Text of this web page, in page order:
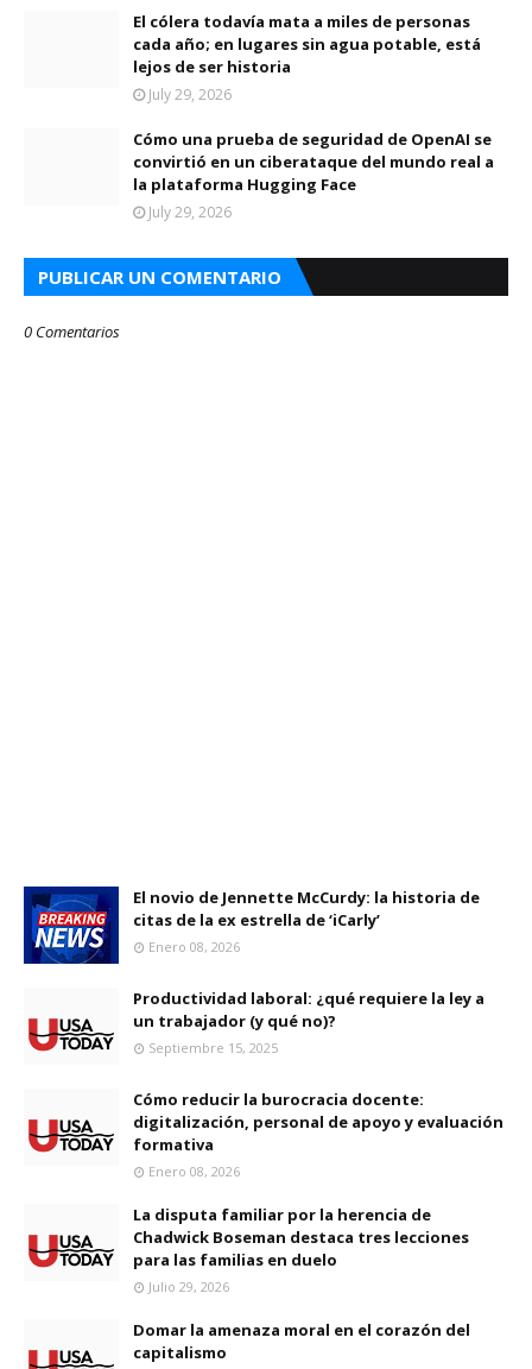
El cólera todavía mata a miles de personas
cada año; en lugares sin agua potable, está
lejos de ser historia
July 29, 2026
Cómo una prueba de seguridad de OpenAI se
convirtió en un ciberataque del mundo real a
la plataforma Hugging Face
July 29, 2026
PUBLICAR UN COMENTARIO
0 Comentarios
El novio de Jennette McCurdy: la historia de
citas de la ex estrella de ‘iCarly’
Enero 08, 2026
Productividad laboral: ¿qué requiere la ley a
un trabajador (y qué no)?
Septiembre 15, 2025
Cómo reducir la burocracia docente:
digitalización, personal de apoyo y evaluación
formativa
Enero 08, 2026
La disputa familiar por la herencia de
Chadwick Boseman destaca tres lecciones
para las familias en duelo
Julio 29, 2026
Domar la amenaza moral en el corazón del
capitalismo